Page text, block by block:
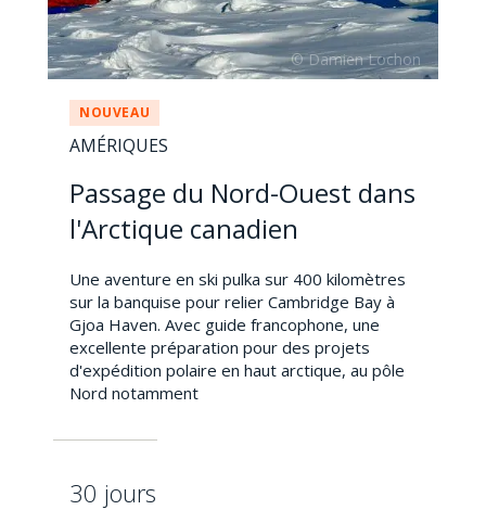
NOUVEAU
AMÉRIQUES
Passage du Nord-Ouest dans
l'Arctique canadien
Une aventure en ski pulka sur 400 kilomètres
sur la banquise pour relier Cambridge Bay à
Gjoa Haven. Avec guide francophone, une
excellente préparation pour des projets
d'expédition polaire en haut arctique, au pôle
Nord notamment
30 jours